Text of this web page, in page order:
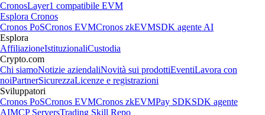
CronosLayer1 compatibile EVM
Esplora Cronos
Cronos PoSCronos EVMCronos zkEVMSDK agente AI
Esplora
AffiliazioneIstituzionaliCustodia
Crypto.com
Chi siamoNotizie aziendaliNovità sui prodottiEventiLavora con
noiPartnerSicurezzaLicenze e registrazioni
Sviluppatori
Cronos PoSCronos EVMCronos zkEVMPay SDKSDK agente
AIMCP ServersTrading Skill Repo